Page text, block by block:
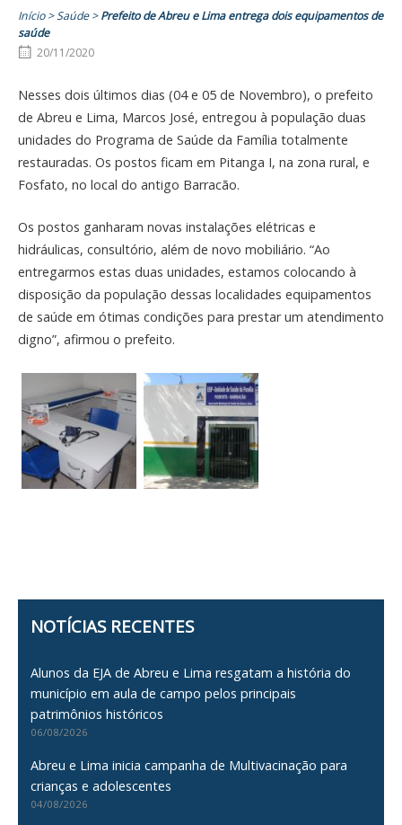
Início>Saúde>Prefeito de Abreu e Lima entrega dois equipamentos de
saúde
20/11/2020
Nesses dois últimos dias (04 e 05 de Novembro), o prefeito
de Abreu e Lima, Marcos José, entregou à população duas
unidades do Programa de Saúde da Família totalmente
restauradas. Os postos ficam em Pitanga I, na zona rural, e
Fosfato, no local do antigo Barracão.
Os postos ganharam novas instalações elétricas e
hidráulicas, consultório, além de novo mobiliário. “Ao
entregarmos estas duas unidades, estamos colocando à
disposição da população dessas localidades equipamentos
de saúde em ótimas condições para prestar um atendimento
digno”, afirmou o prefeito.
NOTÍCIAS RECENTES
Alunos da EJA de Abreu e Lima resgatam a história do
município em aula de campo pelos principais
patrimônios históricos
06/08/2026
Abreu e Lima inicia campanha de Multivacinação para
crianças e adolescentes
04/08/2026